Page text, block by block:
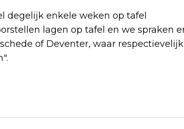
degelijk enkele weken op tafel
lagen op tafel en we spraken
of Deventer, waar respectievelijk
EN VAN DER PLAS TWISTEN